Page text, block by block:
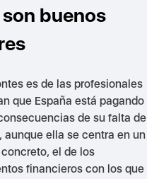
buenos
es de las profesionales
que España está pagando
de su falta de
aunque ella se centra en un
el de los
financieros con los que